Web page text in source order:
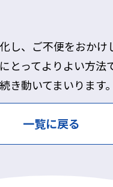
し、ご不便をおかけ
とってよりよい方法
き動いてまいります。
一覧に戻る